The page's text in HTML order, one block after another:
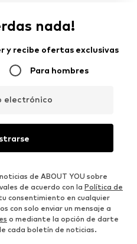
nada!
y recibe ofertas exclusivas
Para hombres
electrónico
de ABOUT YOU sobre
de acuerdo con la Política de
consentimiento en cualquier
con solo enviar un mensaje a
o mediante la opción de darte
cada boletín de noticias.